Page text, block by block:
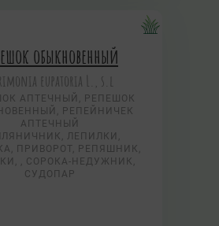
обыкновенный
eupatoria L., s.l
АПТЕЧНЫЙ, РЕПЕШОК
РЕПЕЙНИЧЕК
АПТЕЧНЫЙ
ЛЕПИЛКИ,
ПРИВОРОТ, РЕПЯШНИК,
, СОРОКА-НЕДУЖНИК,
СУДОПАР